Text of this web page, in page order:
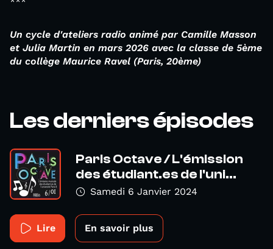
Un cycle d'ateliers radio animé par Camille Masson
et Julia Martin en mars 2026 avec la classe de 5ème
du collège Maurice Ravel (Paris, 20ème)
Les derniers épisodes
Paris Octave / L'émission
des étudiant.es de l'uni...
Samedi 6 Janvier 2024
Lire En savoir plus